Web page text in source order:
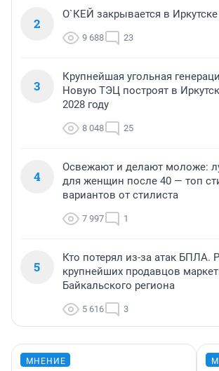
2
О`КЕЙ закрывается в Иркутске
9 688 23
3
Крупнейшая угольная
Новую ТЭЦ построят в
2028 году
8 048 25
4
Освежают и делают моложе:
для женщин после 40 — топ
вариантов от стилиста
7 997 1
5
Кто потерял из-за атак БПЛА.
крупнейших продавцов
Байкальского региона
5 616 3
МНЕНИЕ